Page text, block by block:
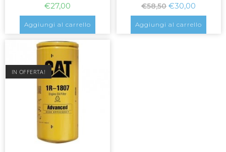
€27,00
Aggiungi al carrello
€58,50 €30,00
Aggiungi al carrello
IN OFFERTA!